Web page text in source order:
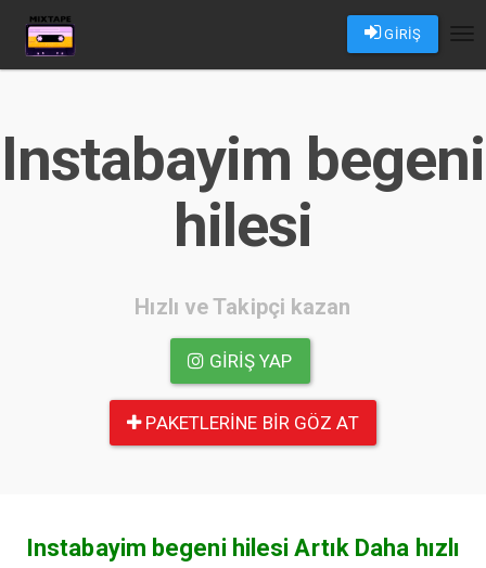
GİRİŞ
Instabayim begeni
hilesi
Hızlı ve Takipçi kazan
GIRIŞ YAP
PAKETLERINE BIR GÖZ AT
Instabayim begeni hilesi Artık Daha hızlı